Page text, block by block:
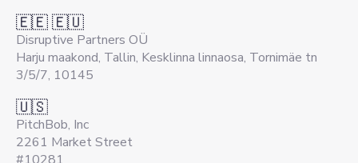
🇪🇪 🇪🇺
Disruptive Partners OÜ
Harju maakond, Tallin, Kesklinna linnaosa, Tornimäe tn
3/5/7, 10145
🇺🇸
PitchBob, Inc
2261 Market Street